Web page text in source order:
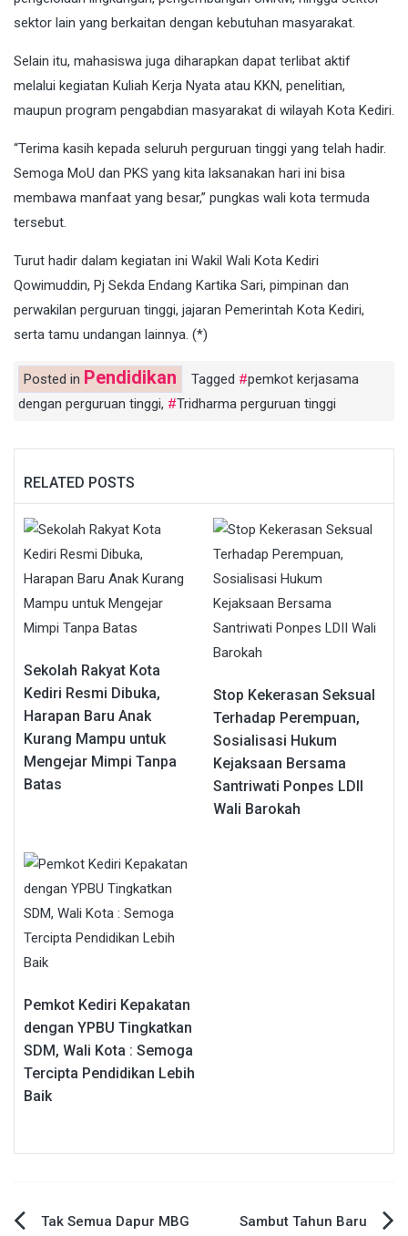
sektor lain yang berkaitan dengan kebutuhan masyarakat.
Selain itu, mahasiswa juga diharapkan dapat terlibat aktif
melalui kegiatan Kuliah Kerja Nyata atau KKN, penelitian,
maupun program pengabdian masyarakat di wilayah Kota Kediri.
“Terima kasih kepada seluruh perguruan tinggi yang telah hadir.
Semoga MoU dan PKS yang kita laksanakan hari ini bisa
membawa manfaat yang besar,” pungkas wali kota termuda
tersebut.
Turut hadir dalam kegiatan ini Wakil Wali Kota Kediri
Qowimuddin, Pj Sekda Endang Kartika Sari, pimpinan dan
perwakilan perguruan tinggi, jajaran Pemerintah Kota Kediri,
serta tamu undangan lainnya. (*)
Posted in Pendidikan Tagged
pemkot kerjasama
dengan perguruan tinggi, Tridharma perguruan tinggi
RELATED POSTS
Sekolah Rakyat Kota
Kediri Resmi Dibuka,
Harapan Baru Anak
Kurang Mampu untuk
Mengejar Mimpi Tanpa
Batas
Stop Kekerasan Seksual
Terhadap Perempuan,
Sosialisasi Hukum
Kejaksaan Bersama
Santriwati Ponpes LDII
Wali Barokah
Pemkot Kediri Kepakatan
dengan YPBU Tingkatkan
SDM, Wali Kota : Semoga
Tercipta Pendidikan Lebih
Baik
Navigasi
Tak Semua Dapur MBG
Sambut Tahun Baru